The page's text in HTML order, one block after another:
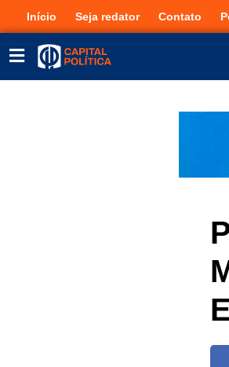
Início Seja redator Contato